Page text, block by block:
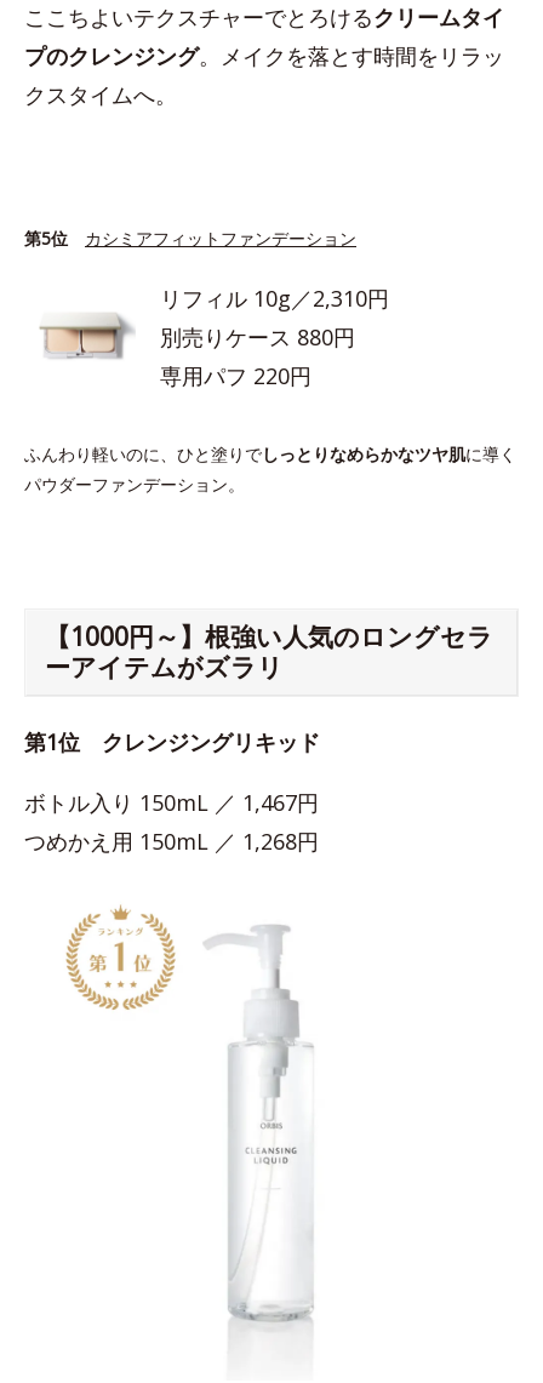
ここちよいテクスチャーでとろけるクリームタイ
プのクレンジング。メイクを落とす時間をリラッ
クスタイムへ。
第5位 カシミアフィットファンデーション
リフィル 10g／2,310円
別売りケース 880円
専用パフ 220円
ふんわり軽いのに、ひと塗りでしっとりなめらかなツヤ肌に導く
パウダーファンデーション。
【1000円～】根強い人気のロングセラ
ーアイテムがズラリ
第1位 クレンジングリキッド
ボトル入り 150mL ／ 1,467円
つめかえ用 150mL ／ 1,268円